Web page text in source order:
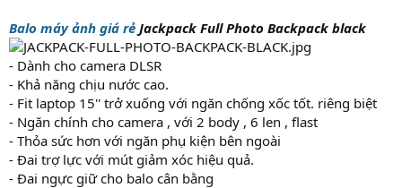
Balo máy ảnh giá rẻ Jackpack Full Photo Backpack black
- Dành cho camera DLSR
- Khả năng chịu nước cao.
- Fit laptop 15'' trở xuống với ngăn chống xốc tốt. riêng biệt
- Ngăn chính cho camera , với 2 body , 6 len , flast
- Thỏa sức hơn với ngăn phụ kiện bên ngoài
- Đai trợ lực với mút giảm xóc hiệu quả.
- Đai ngực giữ cho balo cân bằng